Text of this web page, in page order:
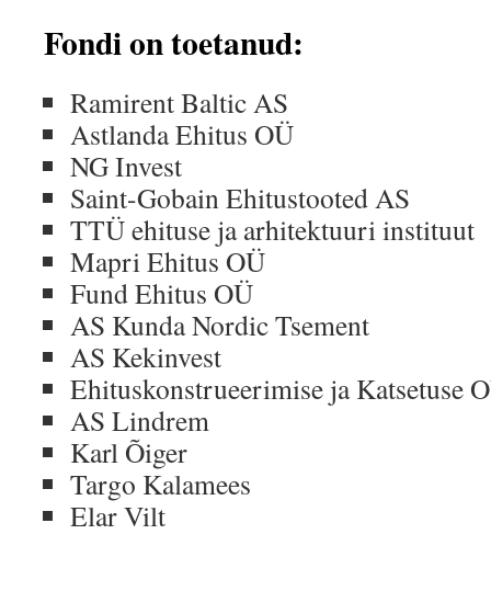
Fondi on toetanud:
Ramirent Baltic AS
Astlanda Ehitus OÜ
NG Invest
Saint-Gobain Ehitustooted AS
TTÜ ehituse ja arhitektuuri instituut
Mapri Ehitus OÜ
Fund Ehitus OÜ
AS Kunda Nordic Tsement
AS Kekinvest
Ehituskonstrueerimise ja Katsetuse
AS Lindrem
Karl Õiger
Targo Kalamees
Elar Vilt